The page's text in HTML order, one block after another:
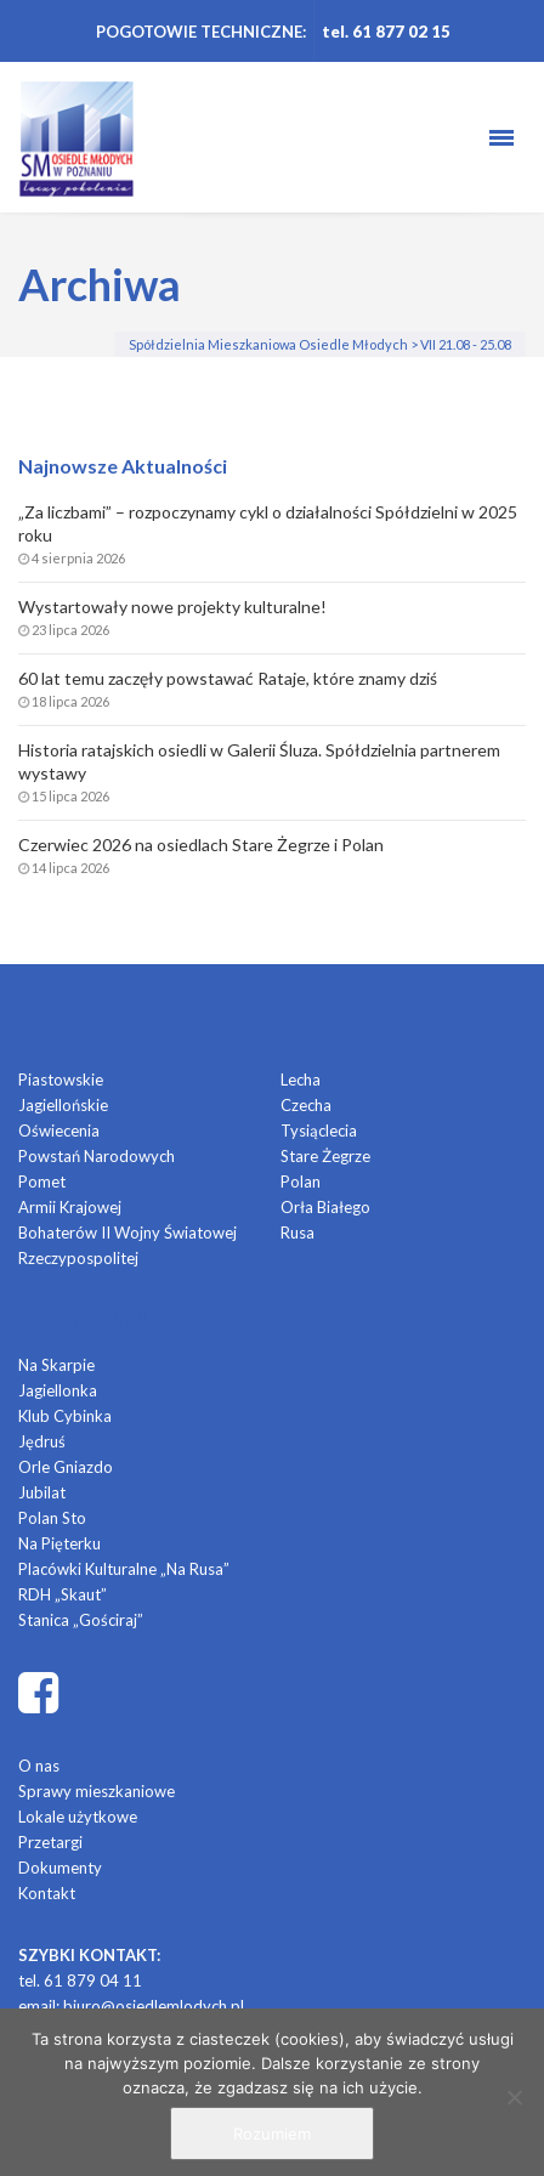
POGOTOWIE TECHNICZNE: tel. 61 877 02 15
Archiwa
Spółdzielnia Mieszkaniowa Osiedle Młodych >VII 21.08 - 25.08
Najnowsze Aktualności
„Za liczbami” – rozpoczynamy cykl o działalności Spółdzielni w 2025
roku
4 sierpnia 2026
Wystartowały nowe projekty kulturalne!
23 lipca 2026
60 lat temu zaczęły powstawać Rataje, które znamy dziś
18 lipca 2026
Historia ratajskich osiedli w Galerii Śluza. Spółdzielnia partnerem
wystawy
15 lipca 2026
Czerwiec 2026 na osiedlach Stare Żegrze i Polan
14 lipca 2026
Piastowskie
Jagiellońskie
Oświecenia
Powstań Narodowych
Pomet
Armii Krajowej
Bohaterów II Wojny Światowej
Rzeczypospolitej
Lecha
Czecha
Tysiąclecia
Stare Żegrze
Polan
Orła Białego
Rusa
Na Skarpie
Jagiellonka
Klub Cybinka
Jędruś
Orle Gniazdo
Jubilat
Polan Sto
Na Pięterku
Placówki Kulturalne „Na Rusa”
RDH „Skaut”
Stanica „Gościraj”
O nas
Sprawy mieszkaniowe
Lokale użytkowe
Przetargi
Dokumenty
Kontakt
SZYBKI KONTAKT:
tel. 61 879 04 11
email:biuro@osiedlemlodych.pl
© 2026 OSIEDLE MŁODYCH
/ projekt i realizacja: CONTRABANDA / studio graficzne
Ta strona korzysta z ciasteczek (cookies), aby świadczyć usługi
na najwyższym poziomie. Dalsze korzystanie ze strony
oznacza, że zgadzasz się na ich użycie.